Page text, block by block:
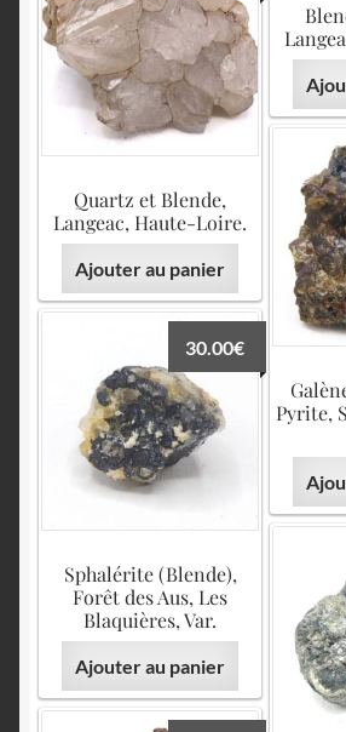
Quartz et Blende,
Langeac, Haute-Loire.
Ajouter au panier
Pyrite,
Sphalérite (Blende),
Forêt des Aus, Les
Blaquières, Var.
30.00€
Ajouter au panier